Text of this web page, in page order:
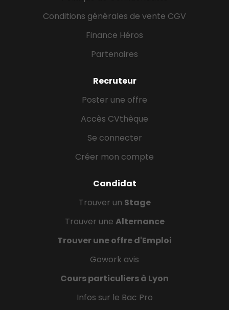
Conditions générales de vente CGV
Finance Héros
Partenaires
Recruteur
Poster une offre
Accès CVthèque
Se connecter
Créer mon compte
Candidat
Trouver un Stage
Trouver une Alternance
Trouver une offre d'Emploi
Gowork avis
Cours particuliers à Lyon
Infos sur le Bac Pro